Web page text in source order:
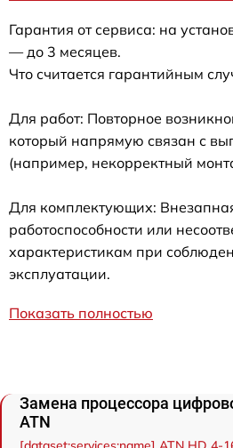
Гарантия от сервиса: на
— до 3 месяцев.
Что считается гарантийным
Для работ: Повторное
который напрямую связан с
(например, некорректный
Для комплектующих:
работоспособности или
характеристикам при
эксплуатации.
Показать полностью
Замена процессора
ATN